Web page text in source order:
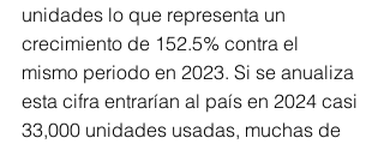
unidades lo que representa un
crecimiento de 152.5% contra el
mismo periodo en 2023. Si se anualiza
esta cifra entrarían al país en 2024 casi
33,000 unidades usadas, muchas de